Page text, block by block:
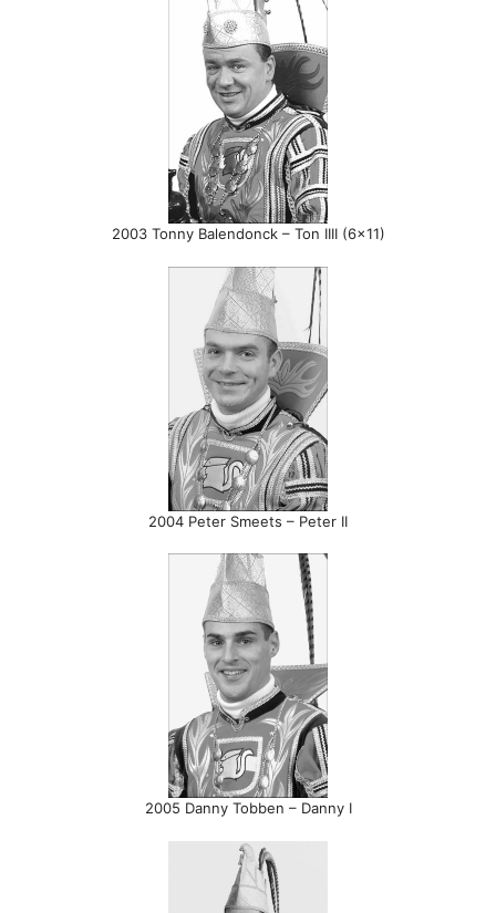
2003 Tonny Balendonck – Ton IIII (6×11)
2004 Peter Smeets – Peter II
2005 Danny Tobben – Danny I